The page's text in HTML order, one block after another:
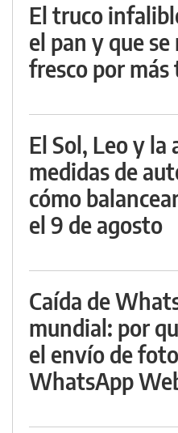
El truco
el pan y que
fresco por
El Sol, Leo y
medidas de
cómo
el 9 de agosto
Caída de
mundial: por
el envío de
WhatsApp